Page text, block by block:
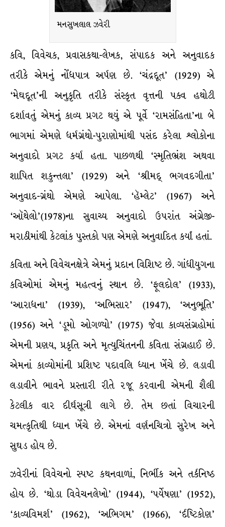
મનસુખલાલ ઝવેરી
કવિ, વિવેચક, પ્રવાસકથા-લેખક, સંપાદક અને અનુવાદક
તરીકે એમનું નોંધપાત્ર અર્પણ છે. ‘ચંદ્રદૂત’ (1929) એ
‘મેઘદૂત’ની અનુકૃતિ તરીકે સંસ્કૃત વૃત્તની પક્વ હથોટી
દર્શાવતું એમનું કાવ્ય પ્રગટ થયું એ પૂર્વે ‘રામસંહિતા’ના બે
ભાગમાં એમણે ધર્મગ્રંથો-પુરાણોમાંથી પસંદ કરેલા શ્લોકોના
અનુવાદો પ્રગટ કર્યા હતા. પાછળથી ‘સ્મૃતિભ્રંશ અથવા
શાપિત શકુન્તલા’ (1929) અને ‘શ્રીમદ્ ભગવદગીતા’
અનુવાદ-ગ્રંથો એમણે આપેલા. ‘હૅમ્લેટ’ (1967) અને
‘ઑથેલો’(1978)ના સુવાચ્ય અનુવાદો ઉપરાંત અંગ્રેજી-
મરાઠીમાંથી કેટલાંક પુસ્તકો પણ એમણે અનુવાદિત કર્યાં હતાં.
કવિતા અને વિવેચનક્ષેત્રે એમનું પ્રદાન વિશિષ્ટ છે. ગાંધીયુગના
કવિઓમાં એમનું મહત્વનું સ્થાન છે. ‘ફૂલદોલ’ (1933),
‘આરાધના’ (1939), ‘અભિસાર’ (1947), ‘અનુભૂતિ’
(1956) અને ‘ડૂમો ઓગળ્યો’ (1975) જેવા કાવ્યસંગ્રહોમાં
એમની પ્રણય, પ્રકૃતિ અને મૃત્યુચિંતનની કવિતા સંગ્રહાઈ છે.
એમનાં કાવ્યોમાંની પ્રશિષ્ટ પદાવલિ ધ્યાન ખેંચે છે. લડાવી
લડાવીને ભાવને પ્રસ્તારી રીતે રજૂ કરવાની એમની શૈલી
કેટલીક વાર દીર્ઘસૂત્રી લાગે છે. તેમ છતાં વિચારની
ચમત્કૃતિથી ધ્યાન ખેંચે છે. એમનાં વર્ણનચિત્રો સુરેખ અને
સુઘડ હોય છે.
ઝવેરીનાં વિવેચનો સ્પષ્ટ કથનવાળાં, નિર્ભીક અને તર્કનિષ્ઠ
હોય છે. ‘થોડા વિવેચનલેખો’ (1944), ‘પર્યેષણા’ (1952),
‘કાવ્યવિમર્શ’ (1962), ‘અભિગમ’ (1966), ‘ર્દષ્ટિકોણ’